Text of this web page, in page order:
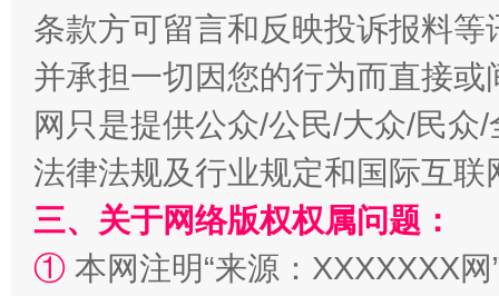
阿坝州三大球赛在茂县开幕 规模
条款方可留言和反映投诉报料
并承担一切因您的行为而直接
网只是提供公众/公民/大众/民
法律法规及行业规定和国际互
三、关于网络版权权属问题：
① 本网注明“来源：XXXXXXX